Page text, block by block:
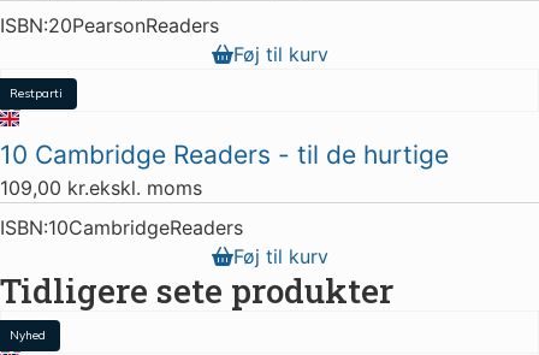
ISBN:20PearsonReaders
Føj til kurv
Restparti
2 stk. tilbage
Lydfil
10 Cambridge Readers - til de hurtige
109,00 kr.ekskl. moms
ISBN:10CambridgeReaders
Føj til kurv
Tidligere sete produkter
Nyhed